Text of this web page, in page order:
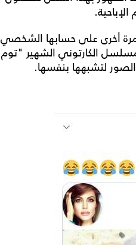
مرة أخرى على حسابها الشخصي
الكارتوني الشهير "توم
لتشبهها بنفسها.